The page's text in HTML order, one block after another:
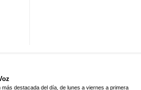
más destacada del día, de lunes a viernes a primera